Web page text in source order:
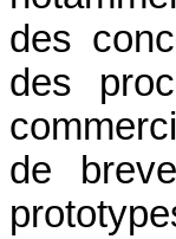
des
des
de